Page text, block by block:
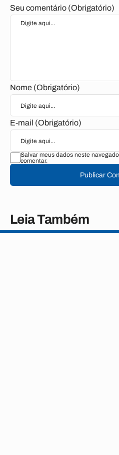
Seu comentário (Obrigatório)
Nome (Obrigatório)
E-mail (Obrigatório)
Salvar meus dados neste
comentar.
Publicar
Leia Também